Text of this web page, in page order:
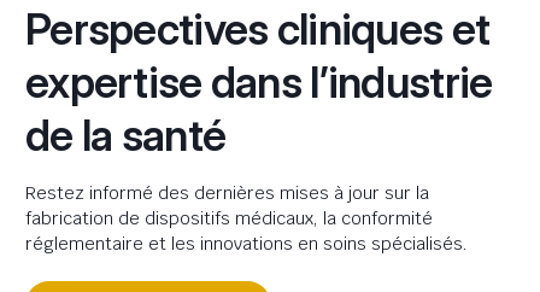
Perspectives cliniques et
expertise dans l’industrie
de la santé
Restez informé des dernières mises à jour sur la
fabrication de dispositifs médicaux, la conformité
réglementaire et les innovations en soins spécialisés.